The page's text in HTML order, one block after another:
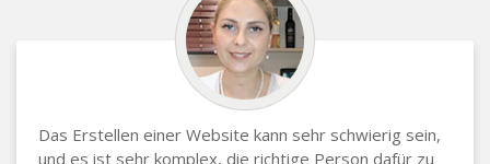
Das Erstellen einer Website kann sehr schwierig sein,
und es ist sehr komplex, die richtige Person dafür zu